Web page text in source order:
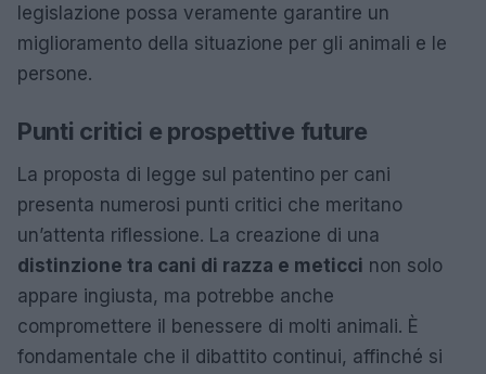
legislazione possa veramente garantire un
miglioramento della situazione per gli animali e le
persone.
Punti critici e prospettive future
La proposta di legge sul patentino per cani
presenta numerosi punti critici che meritano
un’attenta riflessione. La creazione di una
distinzione tra cani di razza e meticci non solo
appare ingiusta, ma potrebbe anche
compromettere il benessere di molti animali. È
fondamentale che il dibattito continui, affinché si